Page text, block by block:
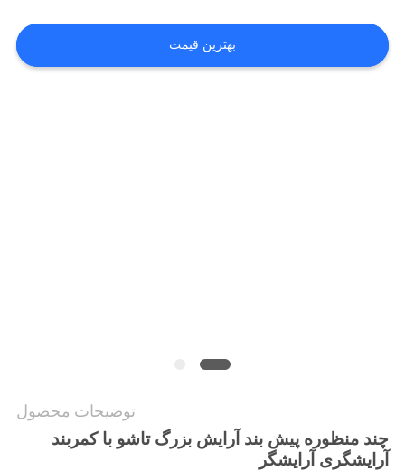
POLICY
بهترین قیمت
توضیحات محصول
چند منظوره پیش بند آرایش بزرگ تاشو با کمربند
آرایشگری آرایشگر